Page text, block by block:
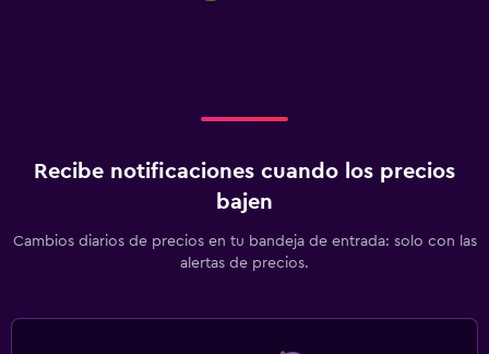
Enchufe cerca de la cama
Armario o clóset
Recibe notificaciones cuando los precios
bajen
Cambios diarios de precios en tu bandeja de entrada: solo con las
alertas de precios.